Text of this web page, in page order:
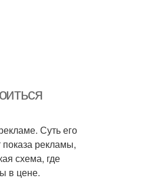
Суть его
показа рекламы,
схема, где
в цене.